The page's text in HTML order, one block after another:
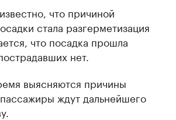
что причиной
стала разгерметизация
что посадка прошла
нет.
выясняются причины
ждут дальнейшего